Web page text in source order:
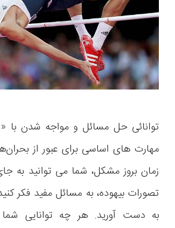
توانائی حل مسائل و مواجه شدن با
مهارت های اساسی‌ برای عبور از
زمان بروز مشکل، شما می توانید به
تصورات بیهوده، به مسائل مفید فکر
به دست آورید. هر چه توانایی